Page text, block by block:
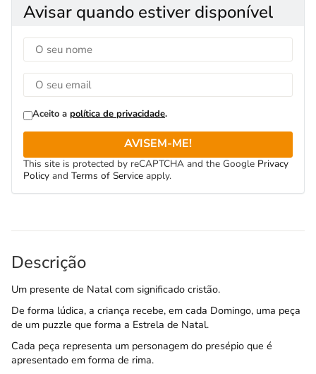
Avisar quando estiver disponível
Aceito a política de privacidade.
AVISEM-ME!
This site is protected by reCAPTCHA and the Google Privacy
Policy and Terms of Service apply.
Descrição
Um presente de Natal com significado cristão.
De forma lúdica, a criança recebe, em cada Domingo, uma peça
de um puzzle que forma a Estrela de Natal.
Cada peça representa um personagem do presépio que é
apresentado em forma de rima.